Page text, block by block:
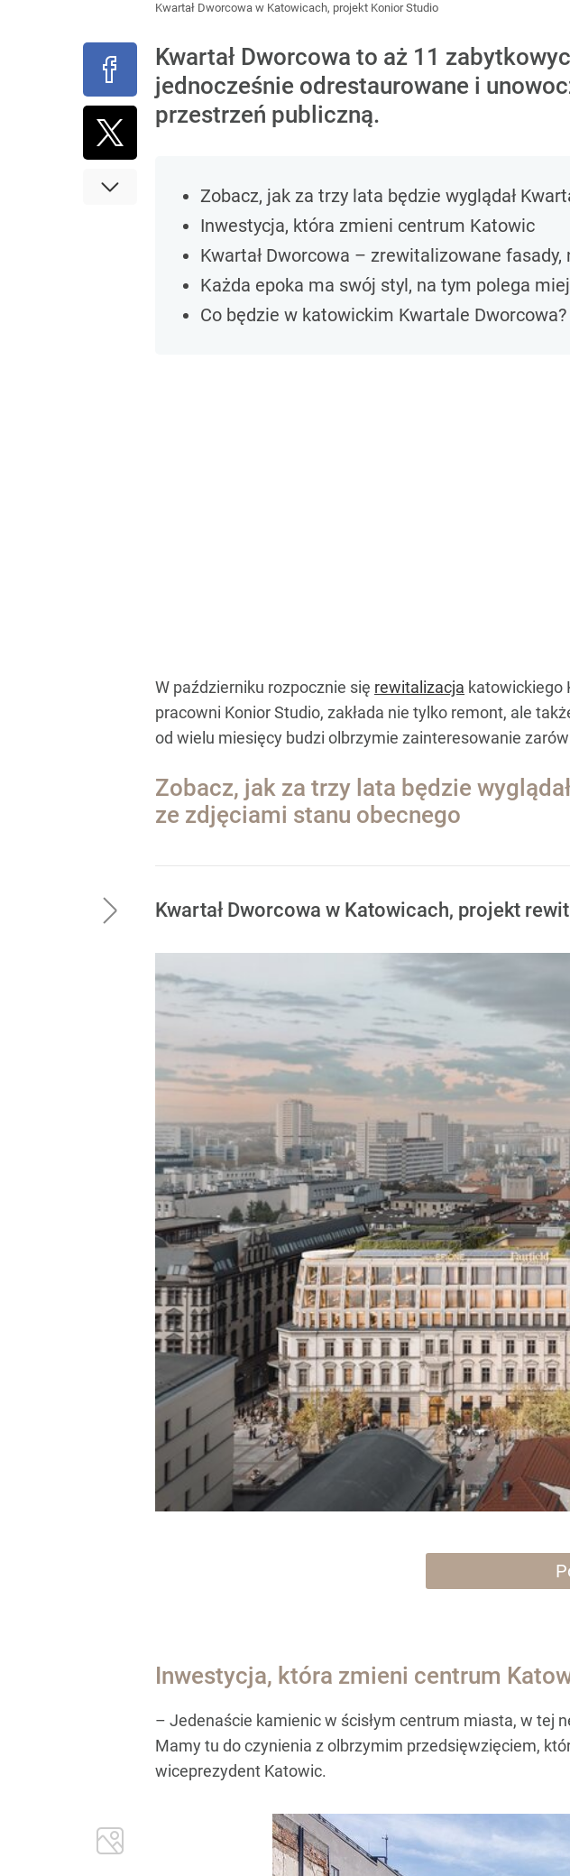
Kwartał Dworcowa w Katowicach, projekt Konior Studio
Kwartał Dworcowa to aż 11
jednocześnie odrestaurowane i
przestrzeń publiczną.
Zobacz, jak za trzy lata będzie wyglądał
Inwestycja, która zmieni centrum Katowic
Kwartał Dworcowa – zrewitalizowane
Każda epoka ma swój styl, na tym polega
Co będzie w katowickim Kwartale Dworcowa?
W październiku rozpocznie się rewitalizacja katowickiego
pracowni Konior Studio, zakłada nie tylko remont, ale
od wielu miesięcy budzi olbrzymie zainteresowanie
Zobacz, jak za trzy lata będzie
ze zdjęciami stanu obecnego
Kwartał Dworcowa w Katowicach, projekt
Inwestycja, która zmieni centrum
– Jedenaście kamienic w ścisłym centrum miasta, w tej
Mamy tu do czynienia z olbrzymim przedsięwzięciem,
wiceprezydent Katowic.